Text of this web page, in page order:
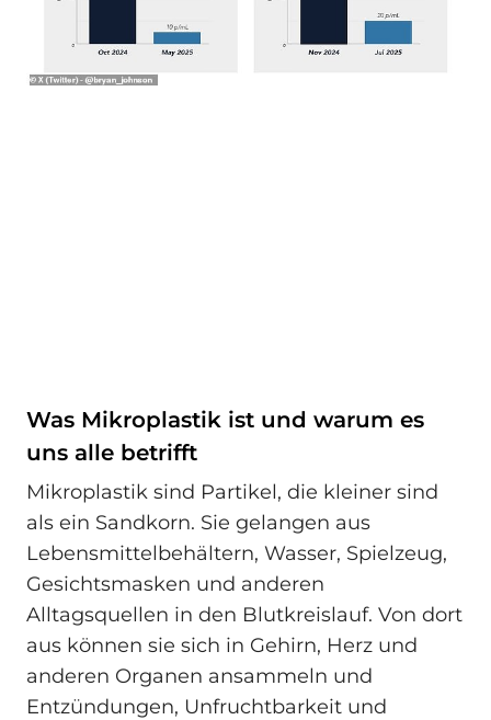
Was Mikroplastik ist und warum es
uns alle betrifft
Mikroplastik sind Partikel, die kleiner sind
als ein Sandkorn. Sie gelangen aus
Lebensmittelbehältern, Wasser, Spielzeug,
Gesichtsmasken und anderen
Alltagsquellen in den Blutkreislauf. Von dort
aus können sie sich in Gehirn, Herz und
anderen Organen ansammeln und
Entzündungen, Unfruchtbarkeit und